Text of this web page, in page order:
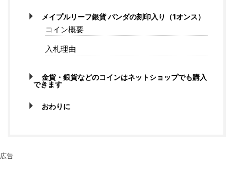
メイプルリーフ銀貨 パンダの刻印入り（1オンス）
コイン概要
入札理由
金貨・銀貨などのコインはネットショップでも購入
できます
おわりに
広告